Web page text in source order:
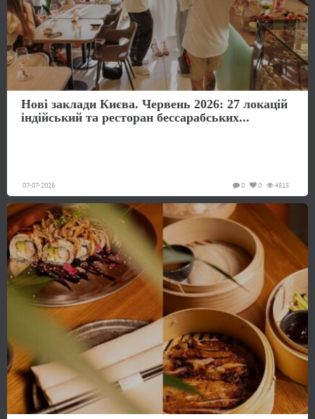
Нові заклади Києва. Червень 2026: 27 локацій
індійський та ресторан бессарабських...
07-07-2026 4815
0
0